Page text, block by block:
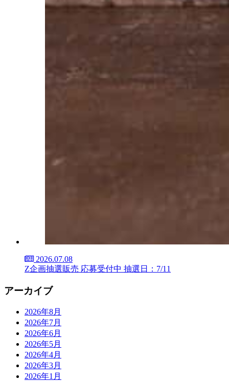
2026.07.08
Z企画抽選販売 応募受付中 抽選日：7/11
アーカイブ
2026年8月
2026年7月
2026年6月
2026年5月
2026年4月
2026年3月
2026年1月